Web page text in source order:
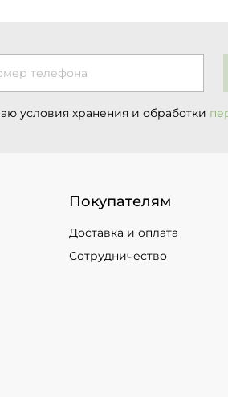
телефона
условия хранения и обработки
Покупателям
Доставка и оплата
Сотрудничество